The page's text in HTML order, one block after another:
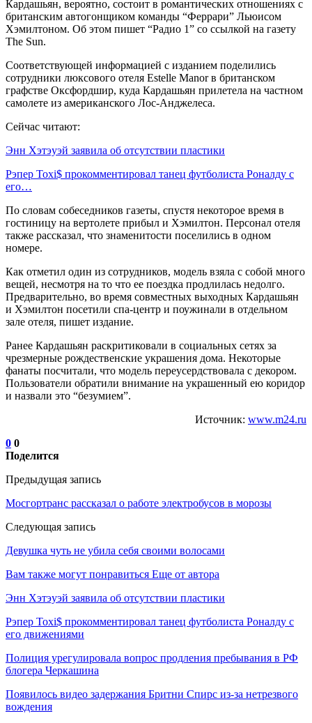
Кардашьян, вероятно, состоит в романтических отношениях с
британским автогонщиком команды “Феррари” Льюисом
Хэмилтоном. Об этом пишет “Радио 1” со ссылкой на газету
The Sun.
Соответствующей информацией с изданием поделились
сотрудники люксового отеля Estelle Manor в британском
графстве Оксфордшир, куда Кардашьян прилетела на частном
самолете из американского Лос-Анджелеса.
Сейчас читают:
Энн Хэтэуэй заявила об отсутствии пластики
Рэпер Toxi$ прокомментировал танец футболиста Роналду с
его…
По словам собеседников газеты, спустя некоторое время в
гостиницу на вертолете прибыл и Хэмилтон. Персонал отеля
также рассказал, что знаменитости поселились в одном
номере.
Как отметил один из сотрудников, модель взяла с собой много
вещей, несмотря на то что ее поездка продлилась недолго.
Предварительно, во время совместных выходных Кардашьян
и Хэмилтон посетили спа-центр и поужинали в отдельном
зале отеля, пишет издание.
Ранее Кардашьян раскритиковали в социальных сетях за
чрезмерные рождественские украшения дома. Некоторые
фанаты посчитали, что модель переусердствовала с декором.
Пользователи обратили внимание на украшенный ею коридор
и назвали это “безумием”.
Источник: www.m24.ru
0 0
Поделится
Предыдущая запись
Мосгортранс рассказал о работе электробусов в морозы
Следующая запись
Девушка чуть не убила себя своими волосами
Вам также могут понравиться Еще от автора
Энн Хэтэуэй заявила об отсутствии пластики
Рэпер Toxi$ прокомментировал танец футболиста Роналду с
его движениями
Полиция урегулировала вопрос продления пребывания в РФ
блогера Черкашина
Появилось видео задержания Бритни Спирс из-за нетрезвого
вождения